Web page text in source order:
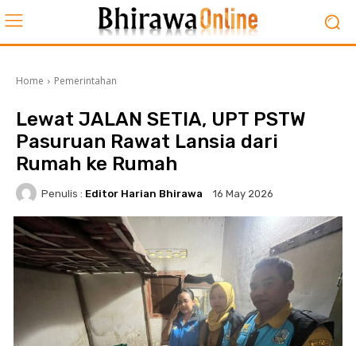
Home Pemerintahan
Lewat JALAN SETIA, UPT PSTW
Pasuruan Rawat Lansia dari
Rumah ke Rumah
Penulis : Editor Harian Bhirawa 16 May 2026